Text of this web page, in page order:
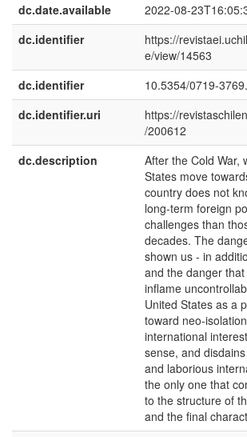
dc.date.available
2022-08-
dc.identifier
https://
e/view/14563
dc.identifier
10.5354/0719-
dc.identifier.uri
https://
/200612
dc.description
After the Cold War,
States move
country does not
long-term foreign
challenges than
decades. The
shown us - in
and the danger
inflame
United States as a
toward neo-
international
sense, and
and laborious
the only one that
to the structure of
and the final